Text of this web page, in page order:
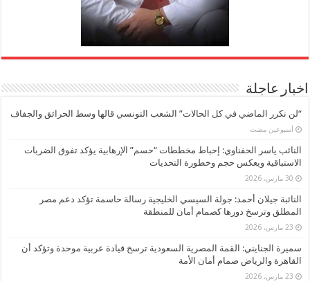
اخبار عاجلة
“لن نكرر الماضي في كل الحالات” الشعب التونسي قالها وسط الحرائق والجفاف
‏أسبوعين مضت
النائب ياسر الحفناوي: إحباط مخططات “حسم” الإرهابية يؤكد تفوق الضربات
الاستباقية ويعكس حجم وخطورة التحديات
30 مارس، 2026
النائبة جيلان أحمد: جولة السيسي الخليجية رسالة حاسمة تؤكد دعم مصر
المطلق وترسخ دورها كصمام أمان للمنطقة
23 مارس، 2026
سميرة الجنايني: القمة المصرية السعودية ترسخ قيادة عربية موحدة وتؤكد أن
القاهرة والرياض صمام أمان الأمة
23 مارس، 2026